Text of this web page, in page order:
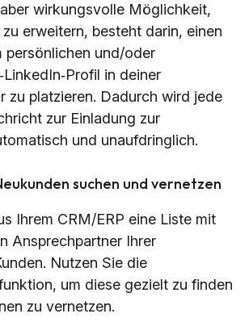
wirkungsvolle Möglichkeit,
erweitern, besteht darin, einen
persönlichen und/oder
in deiner
zu platzieren. Dadurch wird jede
zur Einladung zur
und unaufdringlich.
suchen und vernetzen
Ihrem CRM/ERP eine Liste mit
Ansprechpartner Ihrer
Nutzen Sie die
um diese gezielt zu finden
zu vernetzen.